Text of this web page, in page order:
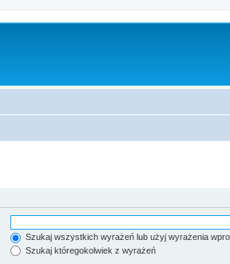
Szukaj wszystkich wyrażeń lub użyj wyrażenia
Szukaj któregokolwiek z wyrażeń